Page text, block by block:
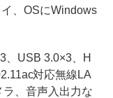
、OSにWindows
USB 3.0×3、H
対応無線LA
、音声入出力な